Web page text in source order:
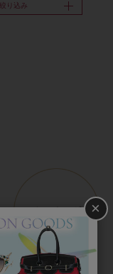
絞り込み
×